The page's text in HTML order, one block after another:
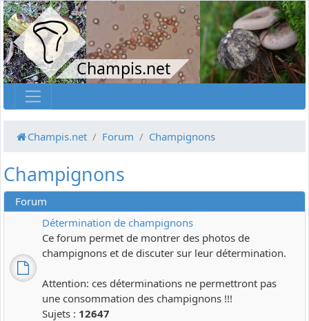
Champis.net
Champis.net Forum Champignons
Champignons
Forum
Détermination de champignons
Ce forum permet de montrer des photos de
champignons et de discuter sur leur détermination.
Attention: ces déterminations ne permettront pas
une consommation des champignons !!!
Sujets : 12647